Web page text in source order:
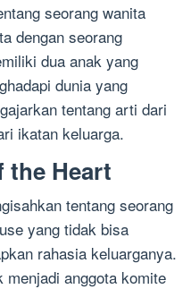
seorang wanita
dengan seorang
dua anak yang
dunia yang
tentang arti dari
ikatan keluarga.
the Heart
tentang seorang
yang tidak bisa
rahasia keluarganya.
anggota komite